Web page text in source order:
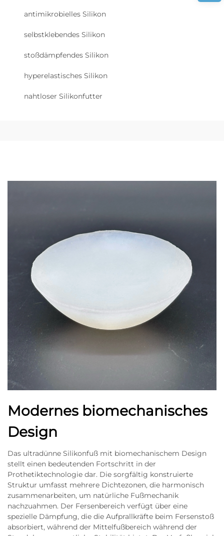
antimikrobielles Silikon
selbstklebendes Silikon
stoßdämpfendes Silikon
hyperelastisches Silikon
nahtloser Silikonfutter
Modernes biomechanisches
Design
Das ultradünne Silikonfuß mit biomechanischem Design
stellt einen bedeutenden Fortschritt in der
Prothetiktechnologie dar. Die sorgfältig konstruierte
Struktur umfasst mehrere Dichtezonen, die harmonisch
zusammenarbeiten, um natürliche Fußmechanik
nachzuahmen. Der Fersenbereich verfügt über eine
spezielle Dämpfung, die die Aufprallkräfte beim Fersenstoß
absorbiert, während der Mittelfußbereich während der